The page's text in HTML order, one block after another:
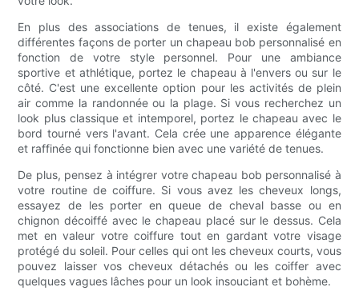
En plus des associations de tenues, il existe également
différentes façons de porter un chapeau bob personnalisé en
fonction de votre style personnel. Pour une ambiance
sportive et athlétique, portez le chapeau à l'envers ou sur le
côté. C'est une excellente option pour les activités de plein
air comme la randonnée ou la plage. Si vous recherchez un
look plus classique et intemporel, portez le chapeau avec le
bord tourné vers l'avant. Cela crée une apparence élégante
et raffinée qui fonctionne bien avec une variété de tenues.
De plus, pensez à intégrer votre chapeau bob personnalisé à
votre routine de coiffure. Si vous avez les cheveux longs,
essayez de les porter en queue de cheval basse ou en
chignon décoiffé avec le chapeau placé sur le dessus. Cela
met en valeur votre coiffure tout en gardant votre visage
protégé du soleil. Pour celles qui ont les cheveux courts, vous
pouvez laisser vos cheveux détachés ou les coiffer avec
quelques vagues lâches pour un look insouciant et bohème.